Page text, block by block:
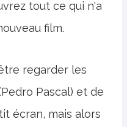
tout ce qui n'a
film.
regarder les
Pascal) et de
écran, mais alors